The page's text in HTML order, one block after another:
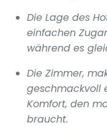
Die Lage des
einfachen
während es
Die Zimmer,
geschmackvoll
Komfort, den
braucht.